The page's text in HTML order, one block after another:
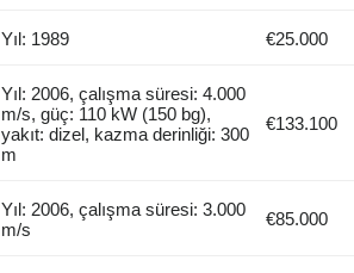
Yıl: 1989 €25.000
Yıl: 2006, çalışma süresi: 4.000
m/s, güç: 110 kW (150 bg),
yakıt: dizel, kazma derinliği: 300
m
€133.100
Yıl: 2006, çalışma süresi: 3.000
m/s
€85.000